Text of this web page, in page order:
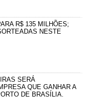
R$ 135 MILHÕES;
NESTE
SERÁ
QUE GANHAR A
DE BRASÍLIA.